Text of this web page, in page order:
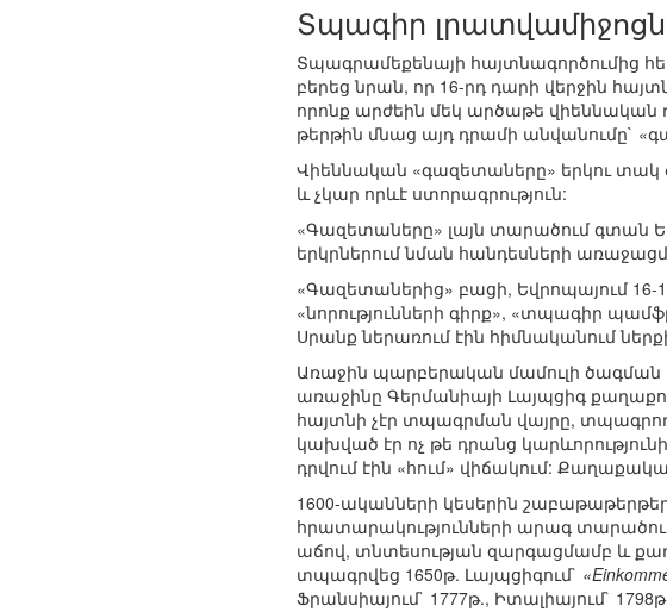
Տպագիր
Տպագրամեքենայի հայտնագործումից
բերեց նրան, որ 16-րդ դարի վերջին
որոնք արժեին մեկ արծաթե վիեննական
թերթին մնաց այդ դրամի անվանումը`
Վիեննական «գազետաները» երկու տակ
և չկար որևէ ստորագրություն:
«Գազետաները» լայն տարածում գտան
երկրներում նման հանդեսների
«Գազետաներից» բացի, Եվրոպայում 16-
«նորությունների գիրք», «տպագիր
Սրանք ներառում էին հիմնականում
Առաջին պարբերական մամուլի
առաջինը Գերմանիայի Լայպցիգ
հայտնի չէր տպագրման վայրը,
կախված էր ոչ թե դրանց
դրվում էին «հում» վիճակում:
1600-ականների կեսերին
հրատարակությունների արագ
աճով, տնտեսության զարգացմամբ և
տպագրվեց 1650թ. Լայպցիգում`
Ֆրանսիայում` 1777թ., Իտալիայում`